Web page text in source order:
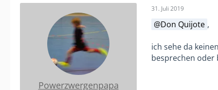
auch in die
angefangen
ein Kind noch
Powerzwergenpapa
31. Juli 2019
Don Quijote ,
ich sehe da
besprechen oder